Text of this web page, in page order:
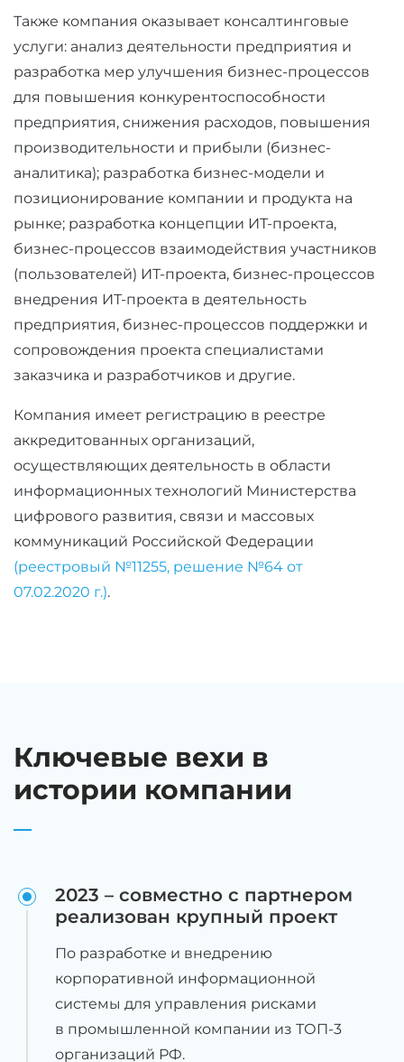
Также компания оказывает консалтинговые
услуги: анализ деятельности предприятия и
разработка мер улучшения бизнес-процессов
для повышения конкурентоспособности
предприятия, снижения расходов, повышения
производительности и прибыли (бизнес-
аналитика); разработка бизнес-модели и
позиционирование компании и продукта на
рынке; разработка концепции ИТ-проекта,
бизнес-процессов взаимодействия участников
(пользователей) ИТ-проекта, бизнес-процессов
внедрения ИТ-проекта в деятельность
предприятия, бизнес-процессов поддержки и
сопровождения проекта специалистами
заказчика и разработчиков и другие.
Компания имеет регистрацию в реестре
аккредитованных организаций,
осуществляющих деятельность в области
информационных технологий Министерства
цифрового развития, связи и массовых
коммуникаций Российской Федерации
(реестровый №11255, решение №64 от
07.02.2020 г.).
Ключевые вехи в
истории компании
2023 – совместно с партнером
реализован крупный проект
По разработке и внедрению
корпоративной информационной
системы для управления рисками
в промышленной компании из ТОП-3
организаций РФ.